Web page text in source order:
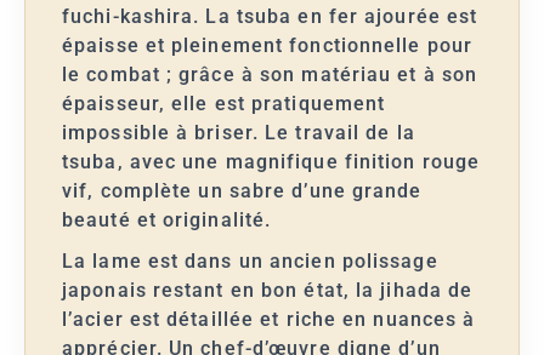
fuchi-kashira. La tsuba en fer ajourée est
épaisse et pleinement fonctionnelle pour
le combat ; grâce à son matériau et à son
épaisseur, elle est pratiquement
impossible à briser. Le travail de la
tsuba, avec une magnifique finition rouge
vif, complète un sabre d’une grande
beauté et originalité.
La lame est dans un ancien polissage
japonais restant en bon état, la jihada de
l’acier est détaillée et riche en nuances à
apprécier. Un chef-d’œuvre digne d’un